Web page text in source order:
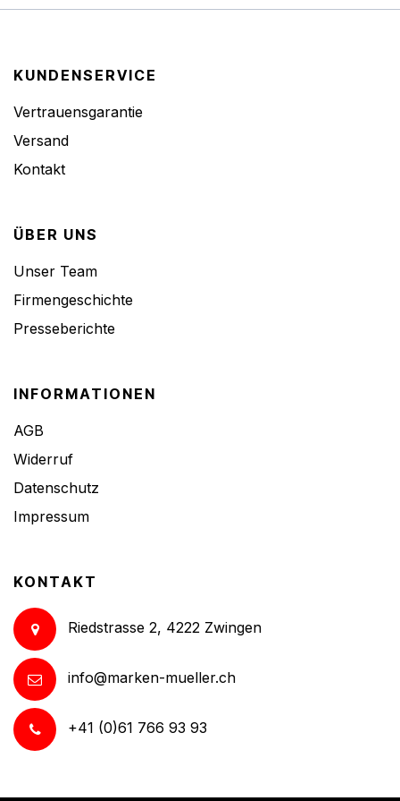
KUNDENSERVICE
Vertrauensgarantie
Versand
Kontakt
ÜBER UNS
Unser Team
Firmengeschichte
Presseberichte
INFORMATIONEN
AGB
Widerruf
Datenschutz
Impressum
KONTAKT
Riedstrasse 2, 4222 Zwingen
info@marken-mueller.ch
+41 (0)61 766 93 93